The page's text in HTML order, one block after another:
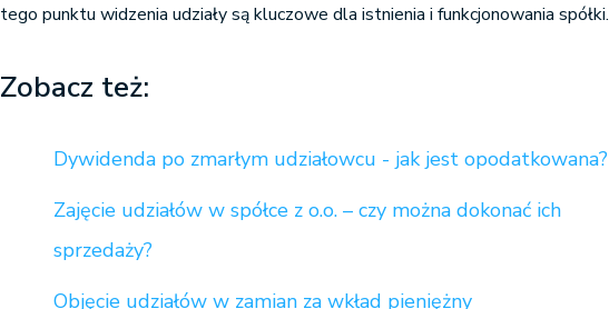
tego punktu widzenia udziały są kluczowe dla istnienia i funkcjonowania spółki.
Zobacz też:
Dywidenda po zmarłym udziałowcu - jak jest opodatkowana?
Zajęcie udziałów w spółce z o.o. – czy można dokonać ich
sprzedaży?
Objęcie udziałów w zamian za wkład pieniężny